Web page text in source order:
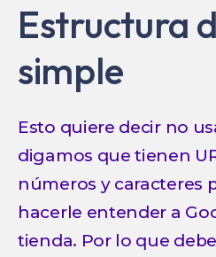
Estructura
simple
Esto quiere decir no
digamos que tienen
números y caracteres
hacerle entender a
tienda. Por lo que